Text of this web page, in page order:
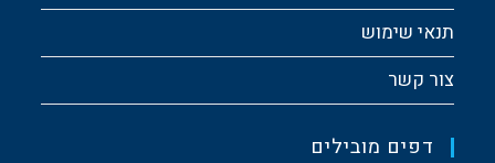
תנאי שימוש
צור קשר
דפים מובילים